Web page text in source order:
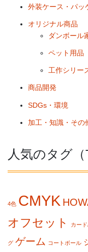
外装ケース・パッ
オリジナル商品
ダンボール
ペット用品
工作シリー
商品開発
SDGs・環境
加工・知識・その
人気のタグ（
4色 CMYK
オフセット カー
グ ゲーム コートボール